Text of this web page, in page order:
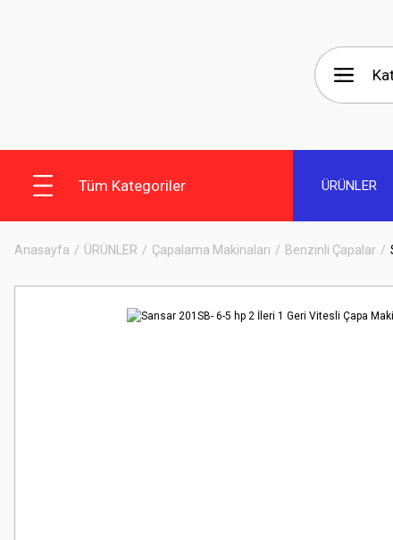
Tüm Kategoriler ÜRÜNLER
Anasayfa ÜRÜNLER Çapalama Makinaları Benzinli Çapalar